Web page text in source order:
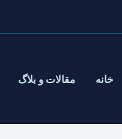
خانه مقالات و بلاگ